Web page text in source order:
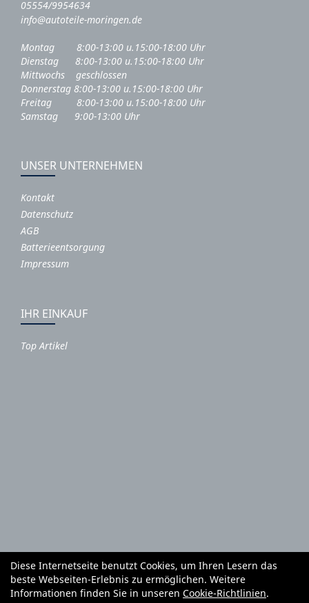
05554/9954634
info@autoteile-moringen.de
Montag 8:00-13:00 u.15:00-18:00 Uhr
Dienstag 8:00-13:00 u.15:00-18:00 Uhr
Mittwochs geschlossen
Donnerstag 8:00-13:00 u.15:00-18:00 Uhr
Freitag 8:00-13:00 u.15:00-18:00 Uhr
Samstag 9:00-13:00 Uhr
UNSER UNTERNEHMEN
Kontakt
Datenschutz
AGB
Batterieentsorgung
Impressum
IHR EINKAUF
Top Artikel
Autoteile und Zubehör E-Roller
Fahrräder
Fahrradzubehör
Fahrradteile Bekleidung
Mietgeräte
Reifenhandel und Montage
Garten und Forstgeräte Service
Diese Internetseite benutzt Cookies, um Ihren Lesern das
beste Webseiten-Erlebnis zu ermöglichen. Weitere
Informationen finden Sie in unseren Cookie-Richtlinien.